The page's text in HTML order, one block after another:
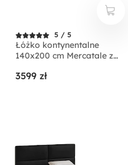
5 / 5
Łóżko kontynentalne
140x200 cm Mercatale z
3599 zł